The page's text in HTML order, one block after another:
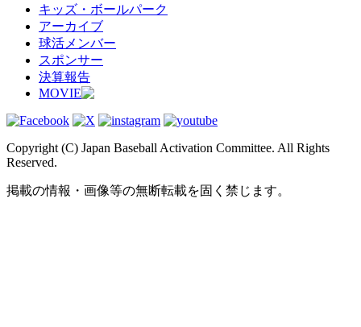
キッズ・ボールパーク
アーカイブ
球活メンバー
スポンサー
決算報告
MOVIE
Copyright (C) Japan Baseball Activation Committee. All Rights
Reserved.
掲載の情報・画像等の無断転載を固く禁じます。